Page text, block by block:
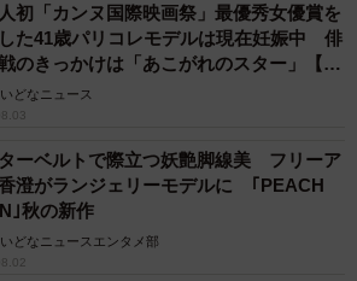
初「カンヌ国際映画祭」最優秀女優賞を
た41歳パリコレモデルは現在妊娠中 俳
のきっかけは「あこがれのスター」【徹
屋】
いどなニュース
ーベルトで際立つ妖艶脚線美 フリーア
澄がランジェリーモデルに ｢PEACH
｣秋の新作
いどなニュースエンタメ部